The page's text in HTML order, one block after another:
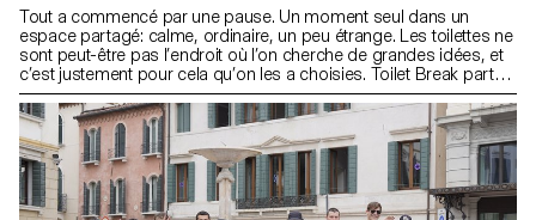
Tout a commencé par une pause. Un moment seul dans un
espace partagé: calme, ordinaire, un peu étrange. Les toilettes ne
sont peut-être pas l’endroit où l’on cherche de grandes idées, et
c’est justement pour cela qu’on les a choisies. Toilet Break part
de cet espace souvent ignoré pour questionner notre manière de
vivre ensemble, d’occuper l’espace, de créer du lien. Ce premier
numéro explore les entre-deux : public et privé, intérieur et
extérieur. Il réunit des voix de Suisse, de Belgique, du Japon. Un
lieu où les idées circulent librement, où le sérieux côtoie le décalé.
Un projet collectif et personnel, pour tester, écouter autrement,
croire aux détours. Un moment pour s’asseoir et réfléchir.